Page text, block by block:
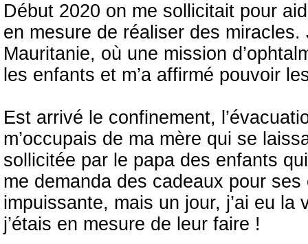
Début 2020 on me sollicitait pour
en mesure de réaliser des miracles.
Mauritanie, où une mission
les enfants et m’a affirmé pouvoir
Est arrivé le confinement,
m’occupais de ma mère qui se
sollicitée par le papa des enfants
me demanda des cadeaux pour
impuissante, mais un jour, j’ai eu
j’étais en mesure de leur faire !